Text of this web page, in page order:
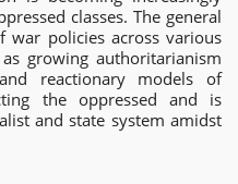
classes. The general
war policies across various
growing authoritarianism
reactionary models of
the oppressed and is
and state system amidst